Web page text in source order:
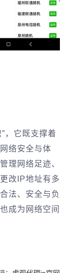
，它既支撑着
络安全与体
理网络足迹、
改IP地址有多
法、安全与负
成为网络空间